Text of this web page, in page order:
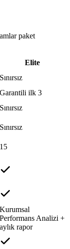
paket
Elite
Sınırsız
Garantili ilk 3
Sınırsız
Sınırsız
15
Kurumsal
Performans Analizi +
aylık rapor